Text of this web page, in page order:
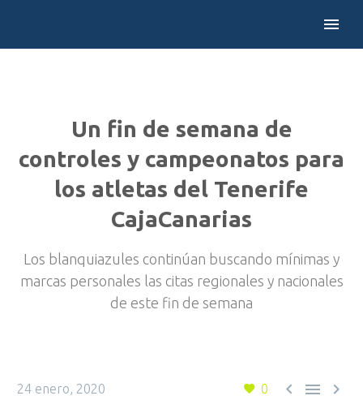
Un fin de semana de
controles y campeonatos para
los atletas del Tenerife
CajaCanarias
Los blanquiazules continúan buscando mínimas y
marcas personales las citas regionales y nacionales
de este fin de semana
0   
24 enero, 2020